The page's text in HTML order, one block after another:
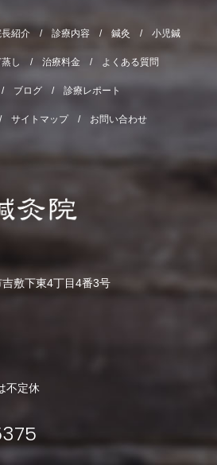
長紹介 診療内容 鍼灸 小児鍼
し 治療料金 よくある質問
ブログ 診療レポート
サイトマップ お問い合わせ
敷下東4丁目4番3号
不定休